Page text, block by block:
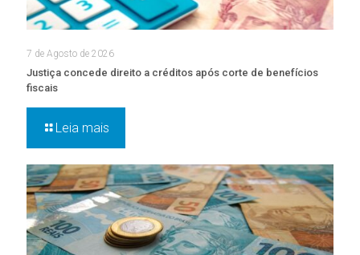
7 de Agosto de 2026
Justiça concede direito a créditos após corte de benefícios
fiscais
Leia mais